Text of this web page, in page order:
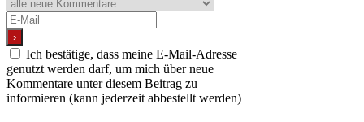
Ich bestätige, dass meine E-Mail-Adresse
genutzt werden darf, um mich über neue
Kommentare unter diesem Beitrag zu
informieren (kann jederzeit abbestellt werden)